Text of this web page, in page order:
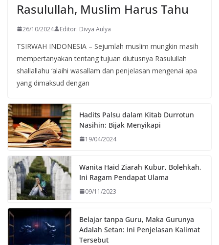
Rasulullah, Muslim Harus Tahu
26/10/2024 Editor: Divya Aulya
TSIRWAH INDONESIA – Sejumlah muslim mungkin masih
mempertanyakan tentang tujuan diutusnya Rasulullah
shallallahu ‘alaihi wasallam dan penjelasan mengenai apa
yang dimaksud dengan
Hadits Palsu dalam Kitab Durrotun
Nasihin: Bijak Menyikapi
19/04/2024
Wanita Haid Ziarah Kubur, Bolehkah,
Ini Ragam Pendapat Ulama
09/11/2023
Belajar tanpa Guru, Maka Gurunya
Adalah Setan: Ini Penjelasan Kalimat
Tersebut